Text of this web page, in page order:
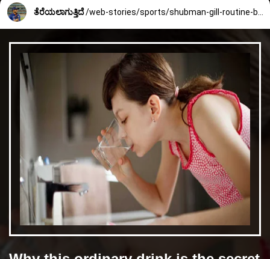
ತೆರೆಯಲಾಗುತ್ತಿದೆ